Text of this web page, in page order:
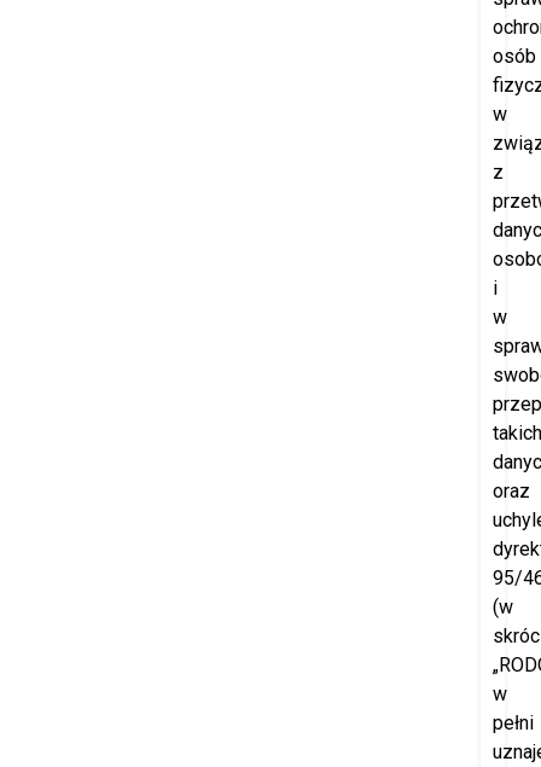
osób
w
z
i
w
takich
oraz
95/
(w
w
pełni